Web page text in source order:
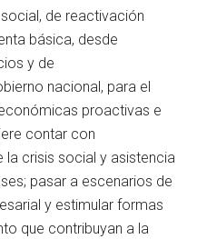
de reactivación
básica, desde
y de
nacional, para el
proactivas e
contar con
crisis social y asistencia
pasar a escenarios de
y estimular formas
que contribuyan a la